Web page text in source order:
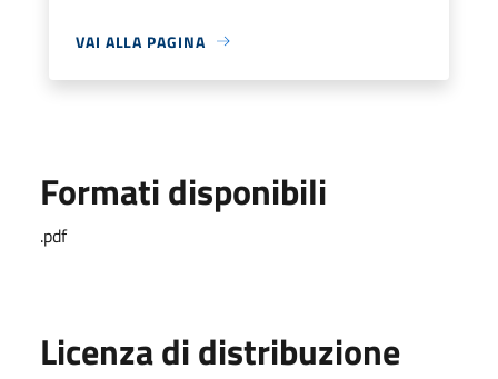
VAI ALLA PAGINA
Formati disponibili
.pdf
Licenza di distribuzione